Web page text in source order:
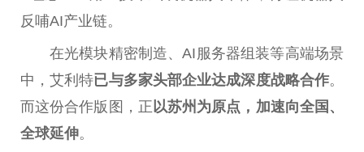
反哺AI产业链。
在光模块精密制造、AI服务器组装等高端场景
中，艾利特已与多家头部企业达成深度战略合作。
而这份合作版图，正以苏州为原点，加速向全国、
全球延伸。